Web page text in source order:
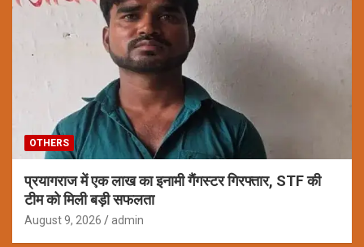
OTHERS
प्रयागराज में एक लाख का इनामी गैंगस्टर गिरफ्तार, STF की
टीम को मिली बड़ी सफलता
August 9, 2026 admin